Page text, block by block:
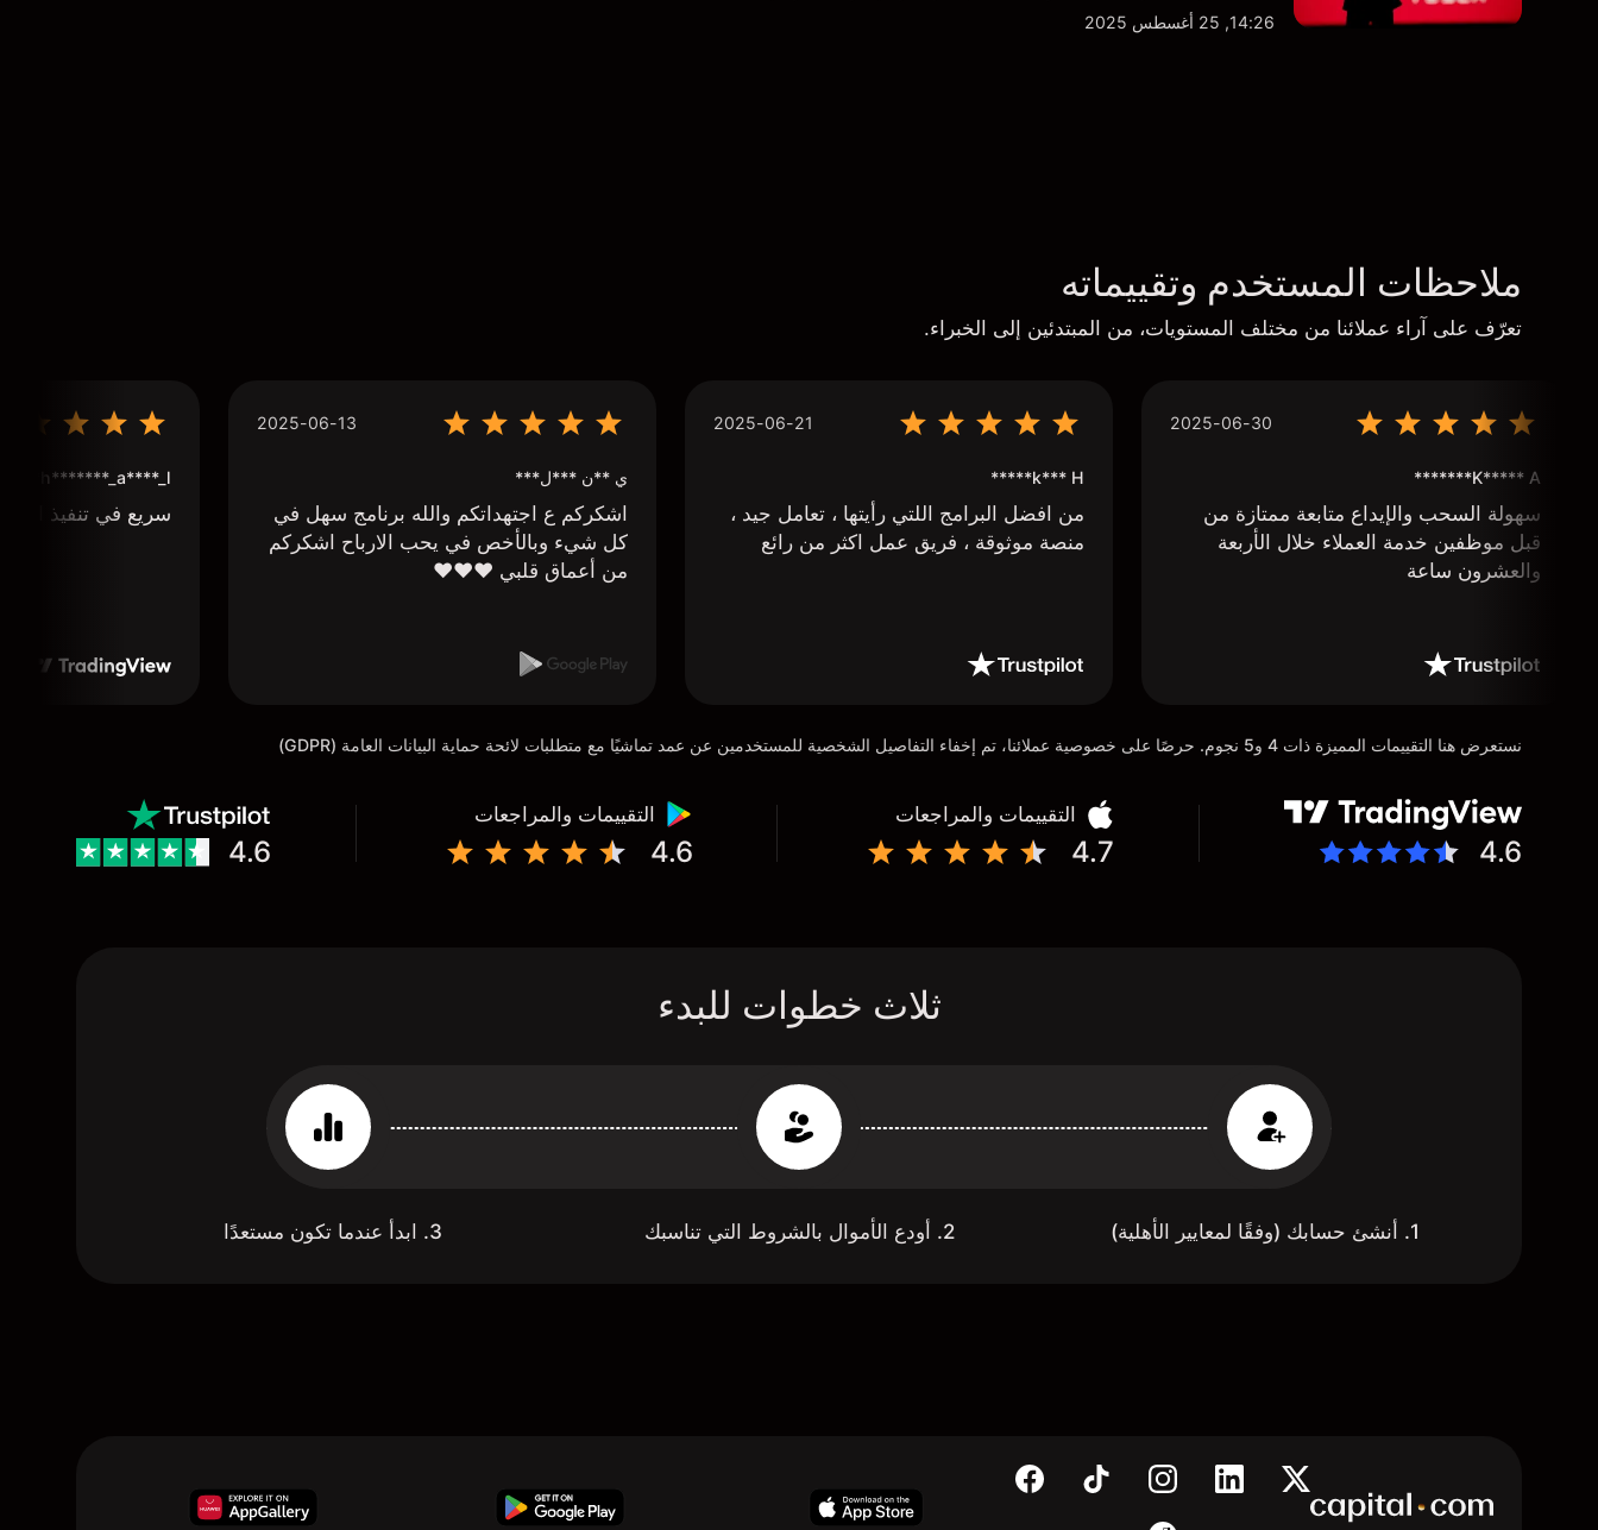
14:26, 25 أغسطس 2025
ملاحظات المستخدم وتقييماته
تعرّف على آراء عملائنا من مختلف المستويات، من المبتدئين إلى الخبراء.
2025-06-30
K***** A*******
سهولة السحب والإيداع متابعة ممتازة من
قبل موظفين خدمة العملاء خلال الأربعة
والعشرون ساعة
2025-06-21
k*** H*****
من افضل البرامج اللتي رأيتها ، تعامل جيد ،
منصة موثوقة ، فريق عمل اكثر من رائع
2025-06-13
ي **ن ***ل***
اشكركم ع اجتهداتكم والله برنامج سهل في
كل شيء وبالأخص في يحب الارباح اشكركم
من أعماق قلبي ❤️❤️❤️
h*******_a****_l***
سريع في تنفيذ
نستعرض هنا التقييمات المميزة ذات 4 و5 نجوم. حرصًا على خصوصية عملائنا، تم إخفاء التفاصيل الشخصية للمستخدمين عن عمد تماشيًا مع متطلبات لائحة حماية البيانات العامة (GDPR)
4.6
التقييمات والمراجعات
4.7
التقييمات والمراجعات
4.6
4.6
ثلاث خطوات للبدء
1. أنشئ حسابك (وفقًا لمعايير الأهلية) 2. أودع الأموال بالشروط التي تناسبك 3. ابدأ عندما تكون مستعدًا